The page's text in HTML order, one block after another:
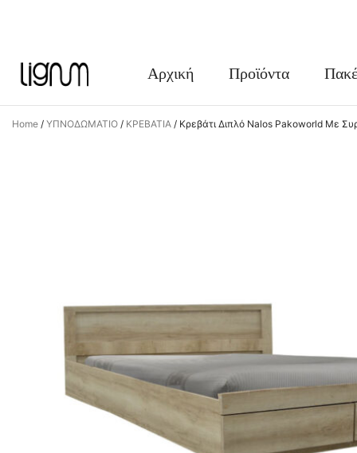
Αρχική Προϊόντα
Home / ΥΠΝΟΔΩΜΑΤΙΟ / ΚΡΕΒΑΤΙΑ / Κρεβάτι Διπλό Nalos Pakoworld Με